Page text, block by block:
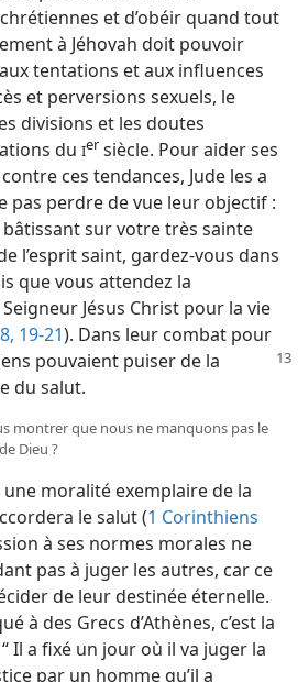
et d’obéir quand tout
à Jéhovah doit pouvoir
tentations et aux influences
et perversions sexuels, le
divisions et les doutes
du Ier siècle. Pour aider ses
ces tendances, Jude les a
pas perdre de vue leur objectif :
bâtissant sur votre très sainte
l’esprit saint, gardez-​vous dans
que vous attendez la
Jésus Christ pour la vie
8, 19-21). Dans leur combat pour
pouvaient puiser de la
du salut.
montrer que nous ne manquons pas le
Dieu ?
une moralité exemplaire de la
le salut (1 Corinthiens
à ses normes morales ne
pas à juger les autres, car ce
de leur destinée éternelle.
à des Grecs d’Athènes, c’est la
Il a fixé un jour où il va juger la
par un homme qu’il a